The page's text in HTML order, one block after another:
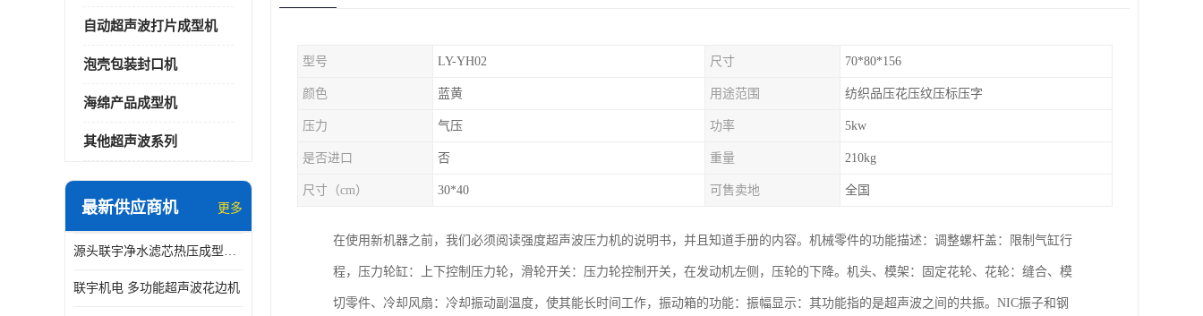
自动超声波打片成型机
泡壳包装封口机
海绵产品成型机
其他超声波系列
最新供应商机 更多
源头联宇净水滤芯热压成型机器 超声波大功率封边机
联宇机电 多功能超声波花边机
型号 LY-YH02 尺寸 70*80*156
颜色 蓝黄 用途范围 纺织品压花压纹压标压字
压力 气压 功率 5kw
是否进口 否 重量 210kg
尺寸（cm） 30*40 可售卖地 全国
在使用新机器之前，我们必须阅读强度超声波压力机的说明书，并且知道手册的内容。机械零件的功能描述：调整螺杆盖：限制气缸行
程，压力轮缸：上下控制压力轮，滑轮开关：压力轮控制开关，在发动机左侧，压轮的下降。机头、模架：固定花轮、花轮：缝合、模
切零件、冷却风扇：冷却振动副温度，使其能长时间工作，振动箱的功能：振幅显示：其功能指的是超声波之间的共振。NIC振子和钢